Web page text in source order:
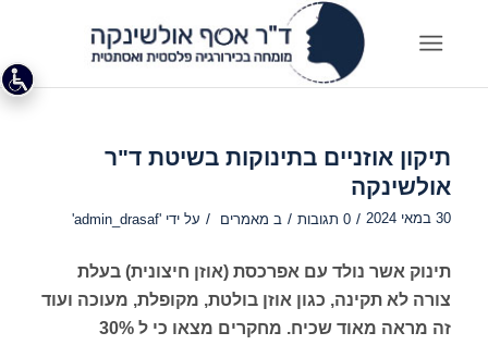
תיקון אוזניים בתינוקות בשיטת ד"ר
אולשינקה
30 במאי 2024 / 0 תגובות / ב מאמרים / על ידי 'admin_drasaf'
תינוק אשר נולד עם אפרכסת (אוזן חיצונית) בעלת
צורה לא תקינה, כגון אוזן בולטת, מקופלת, מעוכה ועוד
זה מראה מאוד שכיח. מחקרים מצאו כי ל 30%